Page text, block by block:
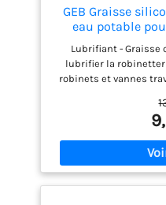
GEB Graisse
eau potable
Lubrifiant - Graisse
lubrifier la
robinets et vannes
d’agents chimiques
aux applications
à la température de -
l’eau Compatible
référence en
Sanitaire, Chauffage